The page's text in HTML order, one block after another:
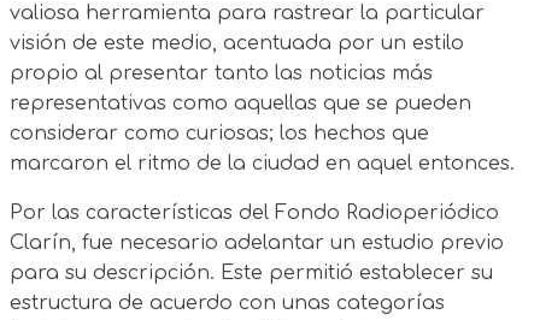
valiosa herramienta para rastrear la particular
visión de este medio, acentuada por un estilo
propio al presentar tanto las noticias más
representativas como aquellas que se pueden
considerar como curiosas; los hechos que
marcaron el ritmo de la ciudad en aquel entonces.
Por las características del Fondo Radioperiódico
Clarín, fue necesario adelantar un estudio previo
para su descripción. Este permitió establecer su
estructura de acuerdo con unas categorías